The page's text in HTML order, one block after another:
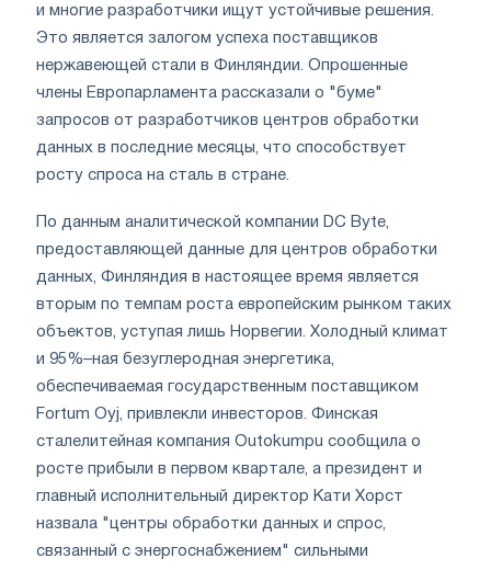
и многие разработчики ищут устойчивые решения.
Это является залогом успеха поставщиков
нержавеющей стали в Финляндии. Опрошенные
члены Европарламента рассказали о "буме"
запросов от разработчиков центров обработки
данных в последние месяцы, что способствует
росту спроса на сталь в стране.
По данным аналитической компании DC Byte,
предоставляющей данные для центров обработки
данных, Финляндия в настоящее время является
вторым по темпам роста европейским рынком таких
объектов, уступая лишь Норвегии. Холодный климат
и 95%–ная безуглеродная энергетика,
обеспечиваемая государственным поставщиком
Fortum Oyj, привлекли инвесторов. Финская
сталелитейная компания Outokumpu сообщила о
росте прибыли в первом квартале, а президент и
главный исполнительный директор Кати Хорст
назвала "центры обработки данных и спрос,
связанный с энергоснабжением" сильными